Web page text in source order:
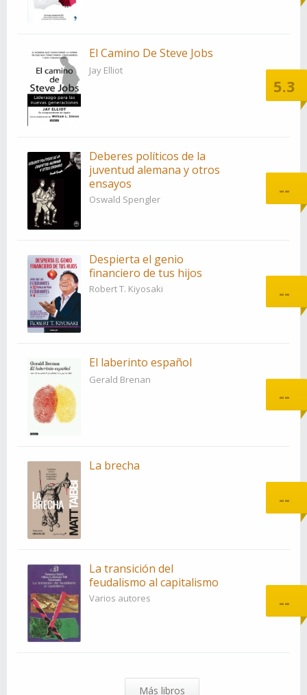
El Camino De Steve Jobs
Jay Elliot
5.3
Deberes políticos de la
juventud alemana y otros
ensayos
Oswald Spengler --
Despierta el genio
financiero de tus hijos
Robert T. Kiyosaki --
El laberinto español
Gerald Brenan
--
La brecha
--
La transición del
feudalismo al capitalismo
Varios autores --
Más libros